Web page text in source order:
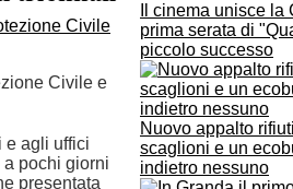
Il cinema unisce
prima serata di
piccolo successo
Nuovo appalto
scaglioni e un
indietro nessuno
Civile e
e agli uffici
pochi giorni
presentata